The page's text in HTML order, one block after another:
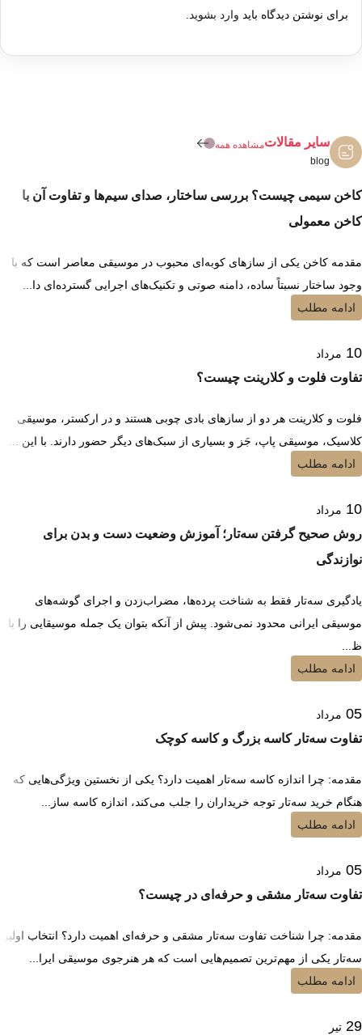
برای نوشتن دیدگاه باید وارد بشوید
سایر مقالات
blog
مشاهده همه
کاخن سیمی چیست؟ بررسی ساختار، صدای سیم‌ها و تفاوت آن با
کاخن معمولی
مقدمه کاخن یکی از سازهای کوبه‌ای محبوب در موسیقی معاصر است که با
وجود ساختار نسبتاً ساده، دامنه صوتی و تکنیک‌های اجرایی گسترده‌ای دا...
ادامه مطلب
10 مرداد
تفاوت فلوت و کلارینت چیست؟
فلوت و کلارینت هر دو از سازهای بادی چوبی هستند و در ارکستر، موسیقی
کلاسیک، موسیقی پاپ، جَز و بسیاری از سبک‌های دیگر حضور دارند. با این ...
ادامه مطلب
10 مرداد
روش صحیح گرفتن سه‌تار؛ آموزش وضعیت دست و بدن برای
نوازندگی
یادگیری سه‌تار فقط به شناخت پرده‌ها، مضراب‌زدن و اجرای گوشه‌های
موسیقی ایرانی محدود نمی‌شود. پیش از آنکه بتوان یک جمله موسیقایی را با
ظ...
ادامه مطلب
05 مرداد
تفاوت سه‌تار کاسه بزرگ و کاسه کوچک
مقدمه: چرا اندازه کاسه سه‌تار اهمیت دارد؟ یکی از نخستین ویژگی‌هایی که
هنگام خرید سه‌تار توجه خریداران را جلب می‌کند، اندازه کاسه ساز...
ادامه مطلب
05 مرداد
تفاوت سه‌تار مشقی و حرفه‌ای در چیست؟
مقدمه: چرا شناخت تفاوت سه‌تار مشقی و حرفه‌ای اهمیت دارد؟ انتخاب اولین
سه‌تار یکی از مهم‌ترین تصمیم‌هایی است که هر هنرجوی موسیقی ایرا...
ادامه مطلب
29 تیر